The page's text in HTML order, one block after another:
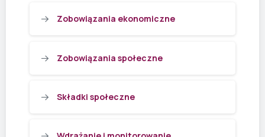
Zobowiązania ekonomiczne
Zobowiązania społeczne
Składki społeczne